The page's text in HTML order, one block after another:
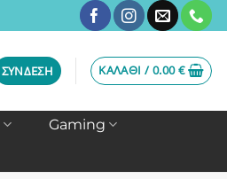
ΣΎΝΔΕΣΗ ΚΑΛΆΘΙ /0.00€
Gaming